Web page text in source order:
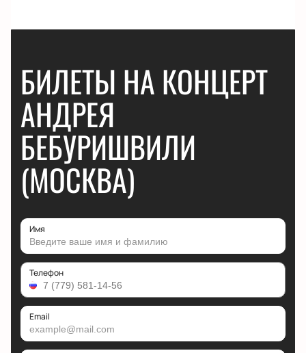
БИЛЕТЫ НА КОНЦЕРТ
АНДРЕЯ
БЕБУРИШВИЛИ
(МОСКВА)
Имя
Телефон
Email